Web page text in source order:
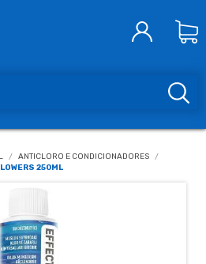
/ ANTICLORO E CONDICIONADORES
/
250ML